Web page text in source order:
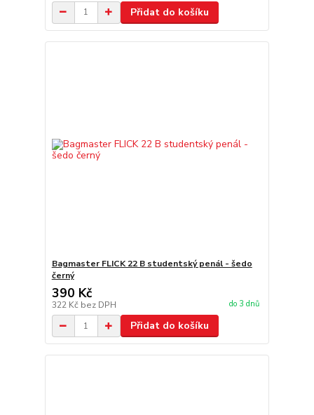
Přidat do košíku
Bagmaster FLICK 22 B studentský penál - šedo
černý
390 Kč
322 Kč bez DPH do 3 dnů
Přidat do košíku